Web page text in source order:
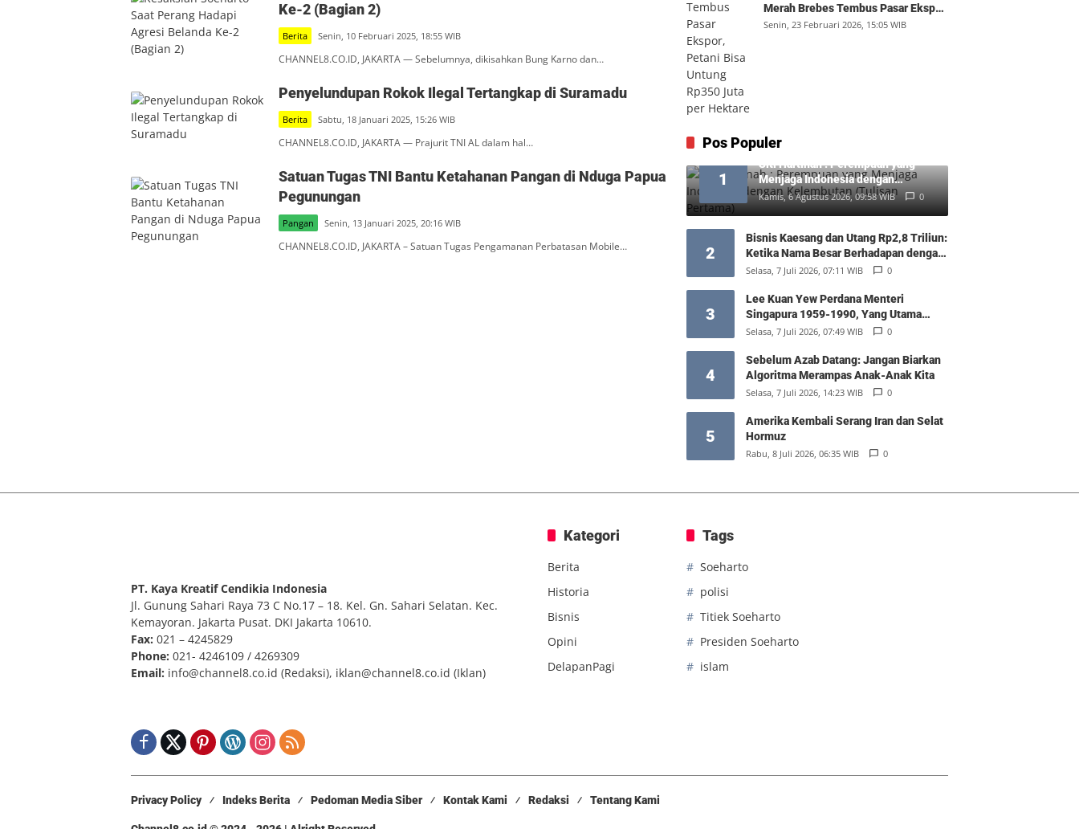
Ke-2 (Bagian 2)
Berita Senin, 10 Februari 2025, 18:55 WIB
CHANNEL8.CO.ID, JAKARTA — Sebelumnya, dikisahkan Bung Karno dan…
Penyelundupan Rokok Ilegal Tertangkap di Suramadu
Berita Sabtu, 18 Januari 2025, 15:26 WIB
CHANNEL8.CO.ID, JAKARTA — Prajurit TNI AL dalam hal…
Satuan Tugas TNI Bantu Ketahanan Pangan di Nduga Papua
Pegunungan
Pangan Senin, 13 Januari 2025, 20:16 WIB
CHANNEL8.CO.ID, JAKARTA – Satuan Tugas Pengamanan Perbatasan Mobile…
Merah Brebes Tembus Pasar Ekspor,
Petani Bisa Untung Rp350 Juta per
Senin, 23 Februari 2026, 15:05 WIB
Pos Populer
1
Siti Hartinah : Perempuan yang
Menjaga Indonesia dengan
Kelembutan (Tulisan Pertama)
Kamis, 6 Agustus 2026, 09:58 WIB 0
2
Bisnis Kaesang dan Utang Rp2,8 Triliun:
Ketika Nama Besar Berhadapan dengan
Hukum Pasar
Selasa, 7 Juli 2026, 07:11 WIB 0
3
Lee Kuan Yew Perdana Menteri
Singapura 1959-1990, Yang Utama
Diantara Yang Sederajat
Selasa, 7 Juli 2026, 07:49 WIB 0
4
Sebelum Azab Datang: Jangan Biarkan
Algoritma Merampas Anak-Anak Kita
Selasa, 7 Juli 2026, 14:23 WIB 0
5
Amerika Kembali Serang Iran dan Selat
Hormuz
Rabu, 8 Juli 2026, 06:35 WIB 0
PT. Kaya Kreatif Cendikia Indonesia
Jl. Gunung Sahari Raya 73 C No.17 – 18. Kel. Gn. Sahari Selatan. Kec.
Kemayoran. Jakarta Pusat. DKI Jakarta 10610.
Fax: 021 – 4245829
Phone: 021- 4246109 / 4269309
Email: info@channel8.co.id (Redaksi), iklan@channel8.co.id (Iklan)
Kategori
Berita
Historia
Bisnis
Opini
DelapanPagi
Tags
Soeharto
polisi
Titiek Soeharto
Presiden Soeharto
islam
Privacy Policy Indeks Berita Pedoman Media Siber Kontak Kami Redaksi Tentang Kami